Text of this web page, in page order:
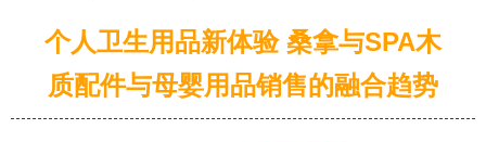
个人卫生用品新体验 桑拿与SPA木
质配件与母婴用品销售的融合趋势